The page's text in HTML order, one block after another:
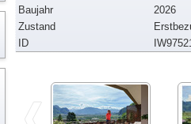
Baujahr
2026
Zustand
ID